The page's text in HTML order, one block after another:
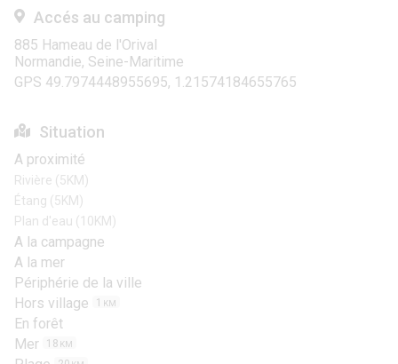
Accés au camping
885 Hameau de l'Orival
Normandie, Seine-Maritime
GPS 49.7974448955695, 1.21574184655765
Situation
A proximité
Rivière (5KM)
Étang (5KM)
Plan d'eau (10KM)
A la campagne
A la mer
Périphérie de la ville
Hors village
1 KM
En forêt
Mer
18 KM